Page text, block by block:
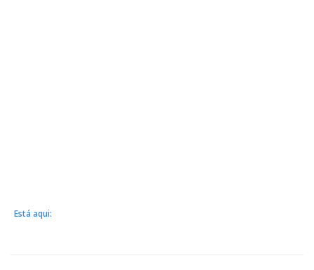
Está aqui: